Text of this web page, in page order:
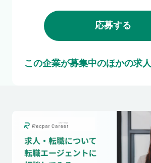
応募する
この企業が募集中のほかの求人